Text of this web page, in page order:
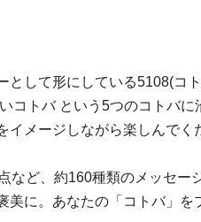
として形にしている5108(コ
コトバ という5つのコトバ
メージしながら楽しんでく
ど、約160種類のメッセー
美に。あなたの「コトバ」を